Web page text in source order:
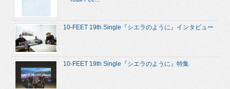
10-FEET 19th Single『シエラのように』インタビュー
10-FEET 19th Single『シエラのように』特集